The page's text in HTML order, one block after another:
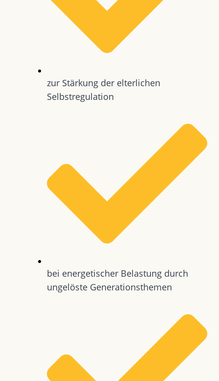
zur Stärkung der elterlichen
Selbstregulation
bei energetischer Belastung durch
ungelöste Generationsthemen